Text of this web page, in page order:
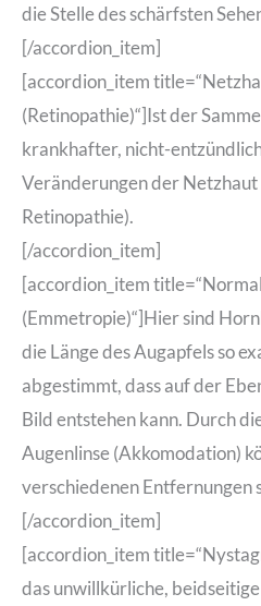
die Stelle des schärfsten
[/accordion_item]
[accordion_item
(Retinopathie)“]Ist der
krankhafter, nicht-
Veränderungen der Netzhaut
Retinopathie).
[/accordion_item]
[accordion_item
(Emmetropie)“]Hier sind
die Länge des Augapfels so
abgestimmt, dass auf der
Bild entstehen kann. Durch
Augenlinse (Akkomodation)
verschiedenen
[/accordion_item]
[accordion_item
das unwillkürliche,